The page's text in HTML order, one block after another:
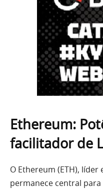
Ethereum:
facilitador de
O Ethereum (ETH),
permanece central para